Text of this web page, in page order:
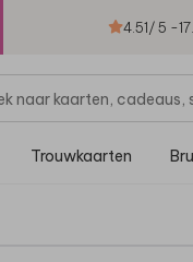
4.51/ 5 -
Trouwkaarten